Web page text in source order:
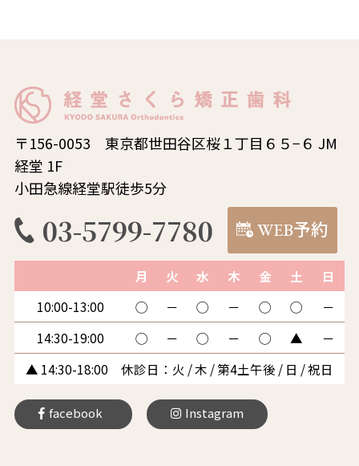
〒156-0053 東京都世田谷区桜１丁目６５−６ JM
経堂 1F
小田急線経堂駅徒歩5分
03-5799-7780 WEB予約
月 火 水 木 金 土
日
10:00-13:00
◯ － ◯ － ◯ ◯
－
14:30-19:00
◯ － ◯ － ◯ ▲
－
▲ 14:30-18:00 休診日：火 / 木 / 第4土午後 / 日 / 祝日
facebook Instagram